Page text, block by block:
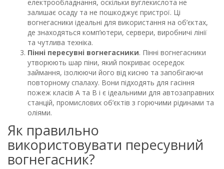
електрообладнання, оскільки вуглекислота не
залишає осаду та не пошкоджує пристрої. Ці
вогнегасники ідеальні для використання на об’єктах,
де знаходяться комп’ютери, сервери, виробничі лінії
та чутлива техніка.
Пінні пересувні вогнегасники. Пінні вогнегасники
утворюють шар піни, який покриває осередок
займання, ізолюючи його від кисню та запобігаючи
повторному спалаху. Вони підходять для гасіння
пожеж класів A та B і є ідеальними для автозаправних
станцій, промислових об’єктів з горючими рідинами та
оліями.
Як правильно
використовувати пересувний
вогнегасник?